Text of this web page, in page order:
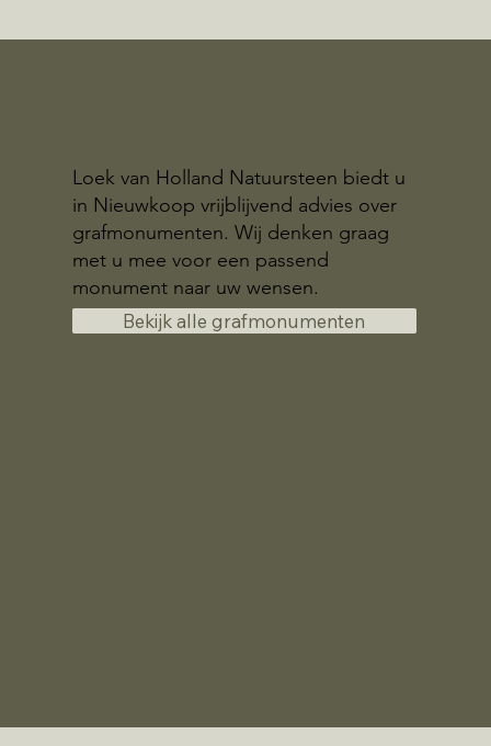
Loek van Holland Natuursteen biedt u
in Nieuwkoop vrijblijvend advies over
grafmonumenten. Wij denken graag
met u mee voor een passend
monument naar uw wensen.
Bekijk alle grafmonumenten